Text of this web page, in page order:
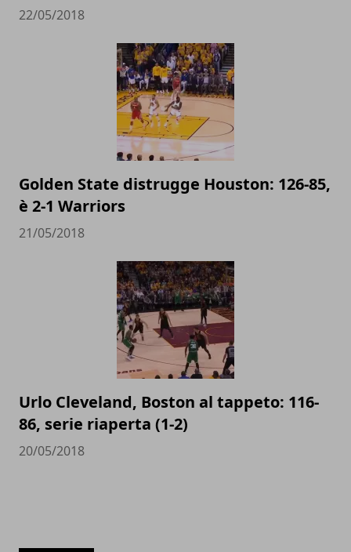
22/05/2018
Golden State distrugge Houston: 126-85,
è 2-1 Warriors
21/05/2018
Urlo Cleveland, Boston al tappeto: 116-
86, serie riaperta (1-2)
20/05/2018